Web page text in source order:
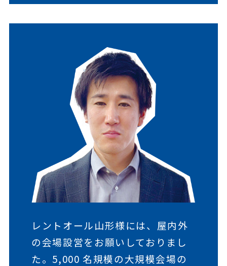
レントオール山形様には、屋内外
の会場設営をお願いしておりまし
た。5,000 名規模の大規模会場の